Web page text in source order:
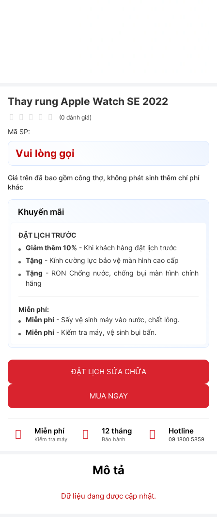
Thay rung Apple Watch SE 2022
(0 đánh giá)
Mã SP:
Vui lòng gọi
Giá trên đã bao gồm công thợ, không phát sinh thêm chí phí
khác
Khuyến mãi
ĐẶT LỊCH TRƯỚC
Giảm thêm 10% - Khi khách hàng đặt lịch trước
Tặng - Kính cường lực bảo vệ màn hình cao cấp
Tặng - RON Chống nước, chống bụi màn hình chính
hãng
Miễn phí:
Miễn phí - Sấy vệ sinh máy vào nước, chất lỏng.
Miễn phí - Kiểm tra máy, vệ sinh bụi bẩn.
ĐẶT LỊCH SỬA CHỮA
MUA NGAY
Miễn phí
Kiểm tra máy
12 tháng
Bảo hành
Hotline
09 1800 5859
Mô tả
Dữ liệu đang được cập nhật.